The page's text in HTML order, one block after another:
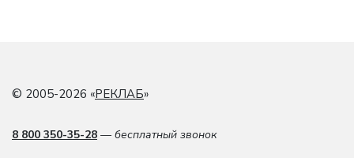
© 2005-2026 «РЕКЛАБ»
8 800 350-35-28 — бесплатный звонок